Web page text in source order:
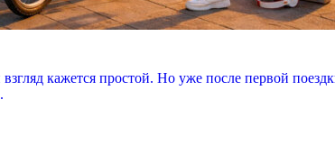
кажется простой. Но уже после первой